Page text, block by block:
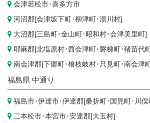
会津若松市･喜多方市
河沼郡[会津坂下町 ･柳津町 ･湯川村]
大沼郡[三島町 ･金山町 ･ 昭和村･会津美里町 ]
耶麻郡[北塩原村･西会津町 ･磐梯町 ･猪苗代町
南会津郡[下郷町 ･檜枝岐村･ 只見町 ･南会津町
福島県 中通り
福島市･伊達市･伊達郡[桑折町 ･ 国見町 ･ 川俣
二本松市･本宮市･安達郡[大玉村]